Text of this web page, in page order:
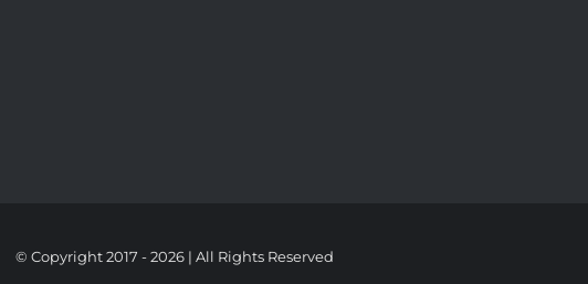
© Copyright 2017 -2026 | All Rights Reserved